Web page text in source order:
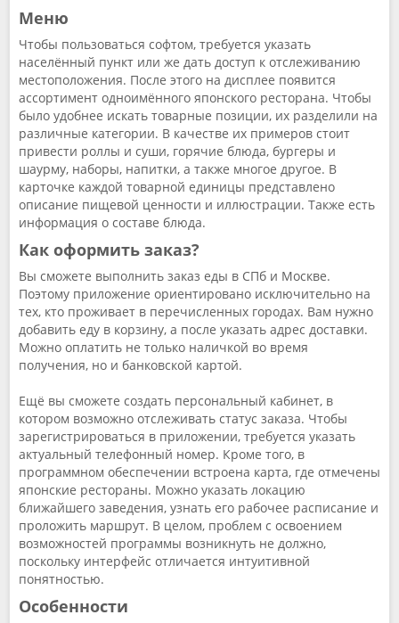
Меню
Чтобы пользоваться софтом, требуется указать
населённый пункт или же дать доступ к отслеживанию
местоположения. После этого на дисплее появится
ассортимент одноимённого японского ресторана. Чтобы
было удобнее искать товарные позиции, их разделили на
различные категории. В качестве их примеров стоит
привести роллы и суши, горячие блюда, бургеры и
шаурму, наборы, напитки, а также многое другое. В
карточке каждой товарной единицы представлено
описание пищевой ценности и иллюстрации. Также есть
информация о составе блюда.
Как оформить заказ?
Вы сможете выполнить заказ еды в СПб и Москве.
Поэтому приложение ориентировано исключительно на
тех, кто проживает в перечисленных городах. Вам нужно
добавить еду в корзину, а после указать адрес доставки.
Можно оплатить не только наличкой во время
получения, но и банковской картой.
Ещё вы сможете создать персональный кабинет, в
котором возможно отслеживать статус заказа. Чтобы
зарегистрироваться в приложении, требуется указать
актуальный телефонный номер. Кроме того, в
программном обеспечении встроена карта, где отмечены
японские рестораны. Можно указать локацию
ближайшего заведения, узнать его рабочее расписание и
проложить маршрут. В целом, проблем с освоением
возможностей программы возникнуть не должно,
поскольку интерфейс отличается интуитивной
понятностью.
Особенности